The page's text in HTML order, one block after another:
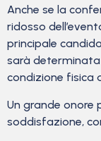
Anche se la
ridosso
principale
sarà
condizione fisica
Un grande onore
soddisfazione,